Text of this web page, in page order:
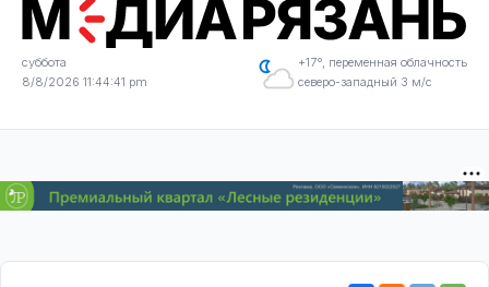
суббота
8/8/2026 11:44:41 pm
+17°, переменная облачность
северо-западный 3 м/с